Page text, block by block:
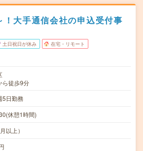
！大手通信会社の申込受付事
土日祝日が休み 在宅・リモート
ら徒歩9分
5日勤務
休憩1時間)
以上）